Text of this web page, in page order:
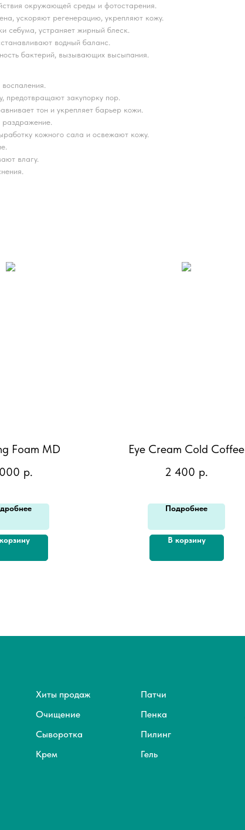
окружающей среды и фотостарения.
ускоряют регенерацию, укрепляют кожу.
себума, устраняет жирный блеск.
водный баланс.
бактерий, вызывающих высыпания.
предотвращают закупорку пор.
тон и укрепляет барьер кожи.
кожного сала и освежают кожу.
влагу.
Foam MD
р.
Eye Cream Cold Coffee
2 400 р.
Подробнее
В корзину
Хиты продаж
Очищение
Сыворотка
Крем
Патчи
Пенка
Пилинг
Гель